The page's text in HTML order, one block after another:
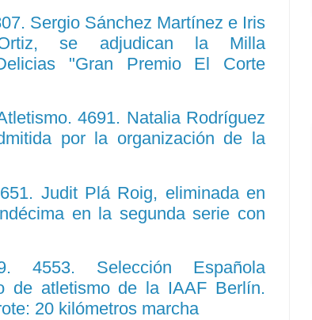
Sergio Sánchez Martínez e Iris
se adjudican la Milla
"Gran Premio El Corte
4691. Natalia Rodríguez
por la organización de la
Judit Plá Roig, eliminada en
en la segunda serie con
4553. Selección Española
de atletismo de la IAAF Berlín.
20 kilómetros marcha